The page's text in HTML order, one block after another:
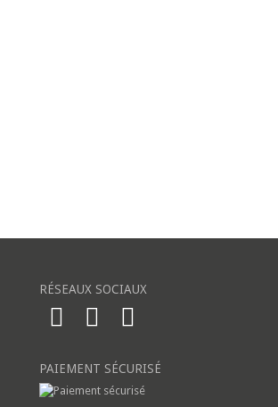
RÉSEAUX SOCIAUX
PAIEMENT SÉCURISÉ